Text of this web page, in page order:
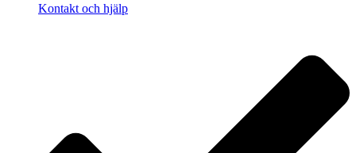
Kontakt och hjälp